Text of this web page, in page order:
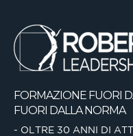
FORMAZIONE FUORI
FUORI DALLA NORMA
- OLTRE 30 ANNI DI